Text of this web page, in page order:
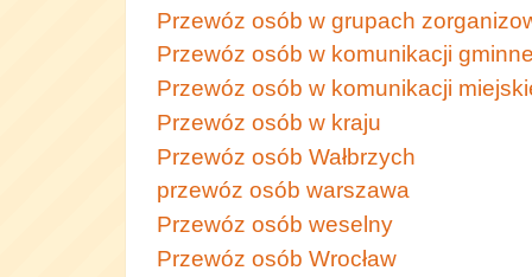
Przewóz osób w grupach
Przewóz osób w komunikacji
Przewóz osób w komunikacji
Przewóz osób w kraju
Przewóz osób Wałbrzych
przewóz osób warszawa
Przewóz osób weselny
Przewóz osób Wrocław